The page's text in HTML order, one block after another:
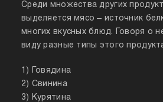
Среди множества других
выделяется мясо – источник
многих вкусных блюд. Говоря о
виду разные типы этого
1) Говядина
2) Свинина
3) Курятина